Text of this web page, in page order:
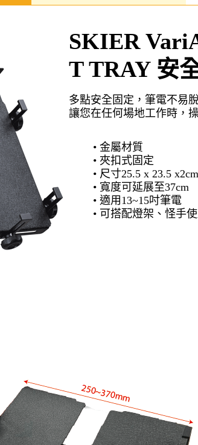
SKIER
T TRAY 安
多點安全固定，筆電不易
讓您在任何場地工作時，
• 金屬材質
• 夾扣式固定
• 尺寸25.5 x 23.5 x2cm
• 寬度可延展至37cm
• 適用13~15吋筆電
• 可搭配燈架、怪手